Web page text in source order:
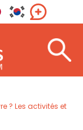
? Les activités et